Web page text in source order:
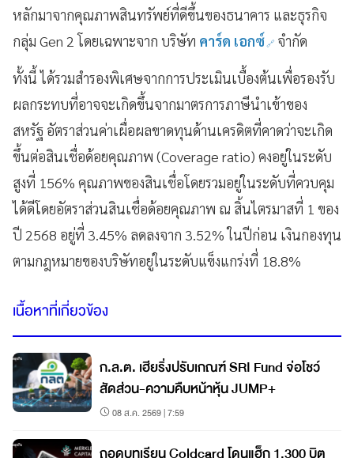
หลักมาจากคุณภาพสินทรัพย์ที่ดีขึ้นของธนาคาร และธุรกิจ
กลุ่ม Gen 2 โดยเฉพาะจาก บริษัท คาร์ด เอกซ์ จำกัด
ทั้งนี้ ได้รวมสำรองพิเศษจากการประเมินเบื้องต้นเพื่อรองรับ
ผลกระทบที่อาจจะเกิดขึ้นจากมาตรการภาษีนำเข้าของ
สหรัฐ อัตราส่วนค่าเผื่อผลขาดทุนด้านเครดิตที่คาดว่าจะเกิด
ขึ้นต่อสินเชื่อด้อยคุณภาพ (Coverage ratio) คงอยู่ในระดับ
สูงที่ 156% คุณภาพของสินเชื่อโดยรวมอยู่ในระดับที่ควบคุม
ได้ดีโดยอัตราส่วนสินเชื่อด้อยคุณภาพ ณ สิ้นไตรมาสที่ 1 ของ
ปี 2568 อยู่ที่ 3.45% ลดลงจาก 3.52% ในปีก่อน เงินกองทุน
ตามกฎหมายของบริษัทอยู่ในระดับแข็งแกร่งที่ 18.8%
เนื้อหาที่เกี่ยวข้อง
ก.ล.ต. เฮียริ่งปรับเกณฑ์ SRI Fund จ่อโชว์
สัดส่วน-ความคืบหน้าหุ้น JUMP+
08 ส.ค. 2569 | 7:59